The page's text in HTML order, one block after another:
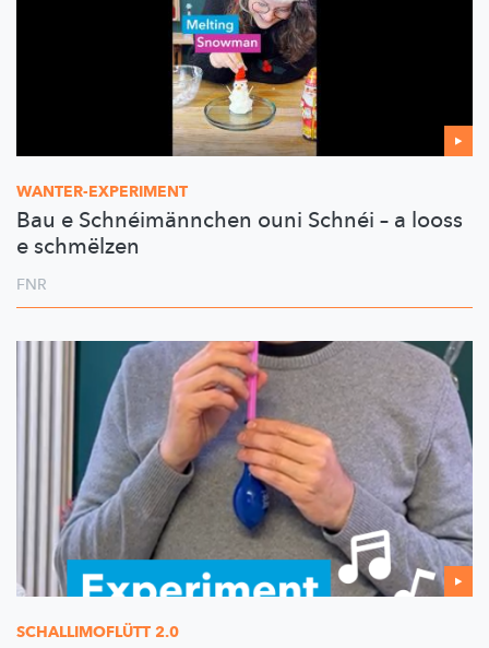
WANTER-EXPERIMENT
Bau e Schnéimännchen ouni Schnéi – a looss
e schmëlzen
FNR
SCHALLIMOFLÜTT 2.0